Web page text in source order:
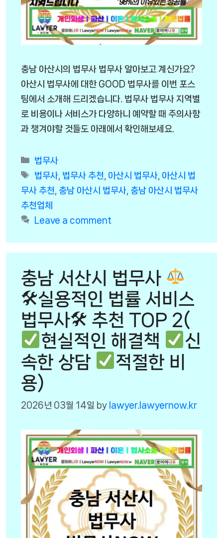
충남 아산시의 법무사 법무사 알아보고 계신가요?
아산시 법무사에 대한 GOOD 법무사를 이번 포스
팅에서 소개해 드리겠습니다. 법무사 법무사 지역별
로 비용이나 서비스가 다양하니 예약할 때 주의사항
과 챙겨야할 것들도 아래에서 확인해보세요.
Categories
법무사
Tags
법무사 법무사 추천 아산시 법무사 아산시 법
무사 추천
충남 아산시 법무사 충남 아산시 법무사
추천업체
Leave a comment
충남 서산시 법무사
🛠실용적인 법률 서비스
법무사🛠 추천 TOP 2(
현실적인 해결책
신
속한 상담
적절한 비
용)
2026년 03월 14일 by lawyer.lawyernow.kr